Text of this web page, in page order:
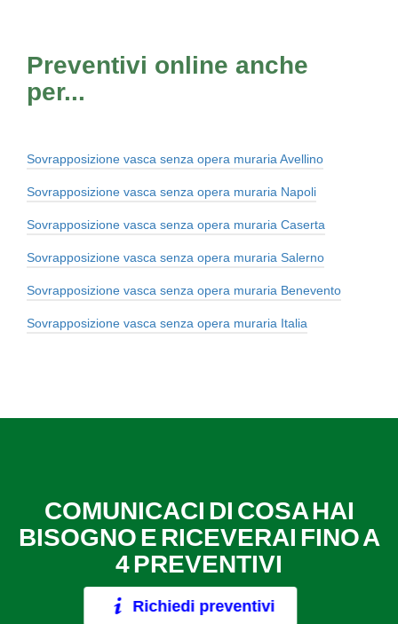
Preventivi online anche
per...
Sovrapposizione vasca senza opera muraria Avellino
Sovrapposizione vasca senza opera muraria Napoli
Sovrapposizione vasca senza opera muraria Caserta
Sovrapposizione vasca senza opera muraria Salerno
Sovrapposizione vasca senza opera muraria Benevento
Sovrapposizione vasca senza opera muraria Italia
COMUNICACI DI COSA HAI
BISOGNO E RICEVERAI FINO A
4 PREVENTIVI
Richiedi preventivi